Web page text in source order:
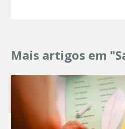
Mais artigos em